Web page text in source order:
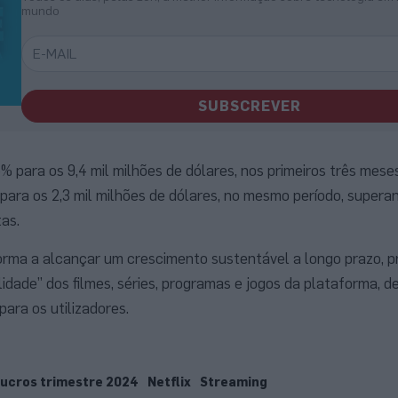
mundo
SUBSCREVER
para os 9,4 mil milhões de dólares, nos primeiros três
os 2,3 mil milhões de dólares, no mesmo período,
a alcançar um crescimento sustentável a longo prazo,
dos filmes, séries, programas e jogos da plataforma,
os utilizadores.
trimestre 2024 Netflix Streaming